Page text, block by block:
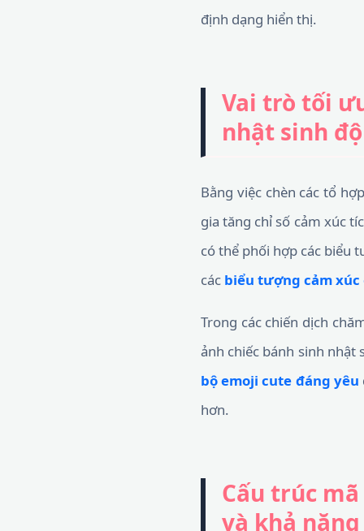
định dạng hiển thị.
Vai trò tối
nhật sinh
Bằng việc chèn các tổ
gia tăng chỉ số cảm xúc
có thể phối hợp các biểu
các biểu tượng cảm
Trong các chiến dịch
ảnh chiếc bánh sinh
bộ emoji cute đáng yêu
hơn.
Cấu trúc
và khả